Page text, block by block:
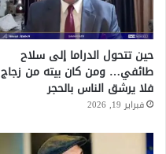
حين تتحول الدراما إلى سلاح
طائفي… ومن كان بيته من زجاج
فلا يرشق الناس بالحجر
فبراير 19, 2026